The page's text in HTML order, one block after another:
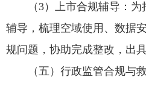
（3）上市合规辅导：
辅导，梳理空域使用、数据
规问题，协助完成整改，出
（五）行政监管合规与